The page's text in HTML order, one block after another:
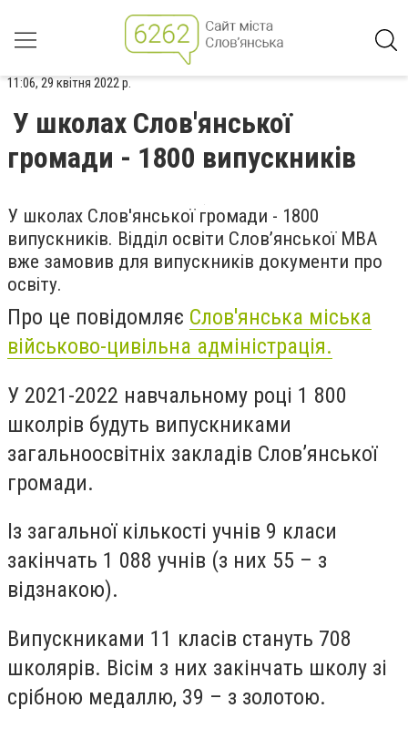
11:06, 29 квітня 2022 р.
У школах Слов'янської
громади - 1800 випускників
У школах Слов'янської громади - 1800
випускників. Відділ освіти Слов’янської МВА
вже замовив для випускників документи про
освіту.
Про це повідомляє Cлов'янська міська
військово-цивільна адміністрація.
У 2021-2022 навчальному році 1 800
школрів будуть випускниками
загальноосвітніх закладів Слов’янської
громади.
Із загальної кількості учнів 9 класи
закінчать 1 088 учнів (з них 55 – з
відзнакою).
Випускниками 11 класів стануть 708
школярів. Вісім з них закінчать школу зі
срібною медаллю, 39 – з золотою.